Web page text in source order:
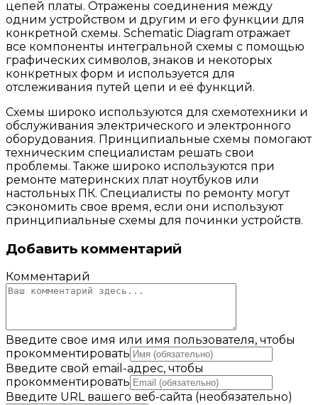
цепей платы. Отражены соединения между
одним устройством и другим и его функции для
конкретной схемы. Schematic Diagram отражает
все компоненты интегральной схемы с помощью
графических символов, знаков и некоторых
конкретных форм и используется для
отслеживания путей цепи и её функций.
Cхемы широко используются для схемотехники и
обслуживания электрического и электронного
оборудования. Принципиальные схемы помогают
техническим специалистам решать свои
проблемы. Также широко используются при
ремонте материнских плат ноутбуков или
настольных ПК. Специалисты по ремонту могут
сэкономить свое время, если они используют
принципиальные схемы для починки устройств.
Добавить комментарий
Комментарий
Введите свое имя или имя пользователя, чтобы
прокомментировать
Введите свой email-адрес, чтобы
прокомментировать
Введите URL вашего веб-сайта (необязательно)